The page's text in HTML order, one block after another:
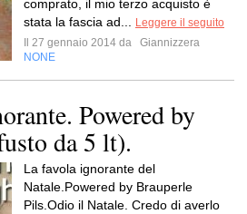
comprato, il mio terzo acquisto è
stata la fascia ad...
Leggere il seguito
Il 27 gennaio 2014 da
Giannizzera
NONE
Powered by
da 5 lt).
La favola ignorante del
Natale.Powered by Brauperle
Pils.Odio il Natale. Credo di averlo